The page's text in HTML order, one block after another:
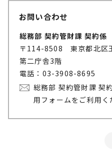
お問い合わせ
総務部 契約管財課 契約係
〒114-8508 東京都北区
第二庁舎3階
電話：03-3908-8695
総務部 契約管財課 契
用フォームをご利用く